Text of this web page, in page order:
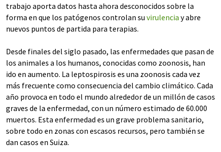
trabajo aporta datos hasta ahora desconocidos sobre la
forma en que los patógenos controlan su virulencia y abre
nuevos puntos de partida para terapias.
Desde finales del siglo pasado, las enfermedades que pasan de
los animales a los humanos, conocidas como zoonosis, han
ido en aumento. La leptospirosis es una zoonosis cada vez
más frecuente como consecuencia del cambio climático. Cada
año provoca en todo el mundo alrededor de un millón de casos
graves de la enfermedad, con un número estimado de 60.000
muertos. Esta enfermedad es un grave problema sanitario,
sobre todo en zonas con escasos recursos, pero también se
dan casos en Suiza.